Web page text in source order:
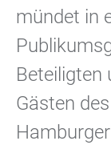
mündet in
Beteiligten
Gästen